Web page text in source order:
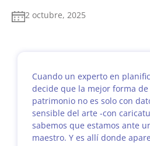
2 octubre, 2025
Cuando un experto en
decide que la mejor forma
patrimonio no es solo con
sensible del arte -con
sabemos que estamos ante
maestro. Y es allí donde